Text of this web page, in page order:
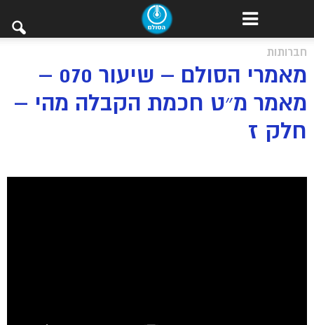
חברותות
מאמרי הסולם – שיעור 070 –
מאמר מ״ט חכמת הקבלה מהי –
חלק ז